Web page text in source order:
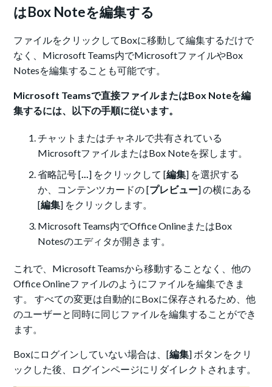
はBox Noteを編集する
ファイルをクリックしてBoxに移動して編集するだけで
なく、Microsoft Teams内でMicrosoftファイルやBox
Notesを編集することも可能です。
Microsoft Teamsで直接ファイルまたはBox Noteを編
集するには、以下の手順に従います。
チャットまたはチャネルで共有されている
MicrosoftファイルまたはBox Noteを探します。
省略記号 [...] をクリックして [編集] を選択する
か、コンテンツカードの [プレビュー] の横にある
[編集] をクリックします。
Microsoft Teams内でOffice OnlineまたはBox
Notesのエディタが開きます。
これで、Microsoft Teamsから移動することなく、他の
Office Onlineファイルのようにファイルを編集できま
す。 すべての変更は自動的にBoxに保存されるため、他
のユーザーと同時に同じファイルを編集することができ
ます。
Boxにログインしていない場合は、[編集] ボタンをクリ
ックした後、ログインページにリダイレクトされます。